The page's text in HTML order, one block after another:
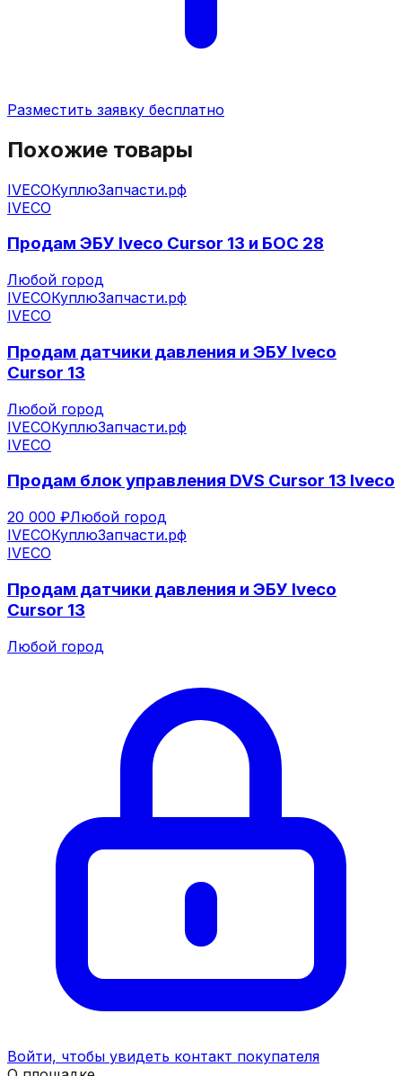
Разместить заявку бесплатно
Похожие товары
IVECOКуплюЗапчасти.рф
IVECO
Продам ЭБУ Iveco Cursor 13 и БОС 28
Любой город
IVECOКуплюЗапчасти.рф
IVECO
Продам датчики давления и ЭБУ Iveco
Cursor 13
Любой город
IVECOКуплюЗапчасти.рф
IVECO
Продам блок управления DVS Cursor 13 Iveco
20 000 ₽Любой город
IVECOКуплюЗапчасти.рф
IVECO
Продам датчики давления и ЭБУ Iveco
Cursor 13
Любой город
Войти, чтобы увидеть контакт покупателя